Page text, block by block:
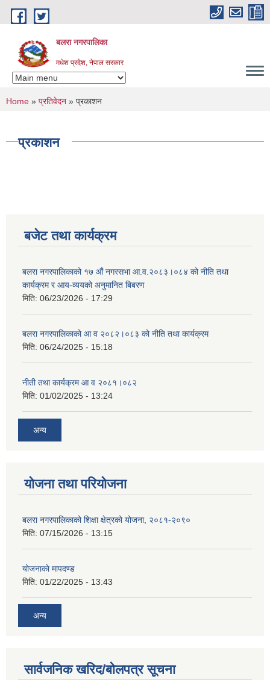
Skip to main content
बलरा नगरपालिका
मधेश प्रदेश, नेपाल सरकार
You are here
Home » प्रतिवेदन » प्रकाशन
प्रकाशन
बजेट तथा कार्यक्रम
बलरा नगरपालिकाको १७ औं नगरसभा आ.व.२०८३।०८४ को नीति तथा
कार्यक्रम र आय-व्ययको अनुमानित बिबरण
मिति: 06/23/2026 - 17:29
बलरा नगरपालिकाको आ व २०८२।०८३ को नीति तथा कार्यक्रम
मिति: 06/24/2025 - 15:18
नीती तथा कार्यक्रम आ व २०८१।०८२
मिति: 01/02/2025 - 13:24
अन्य
योजना तथा परियोजना
बलरा नगरपालिकाको शिक्षा क्षेत्रको योजना, २०८१-२०९०
मिति: 07/15/2026 - 13:15
योजनाकाे मापदण्ड
मिति: 01/22/2025 - 13:43
अन्य
सार्वजनिक खरिद/बोलपत्र सूचना